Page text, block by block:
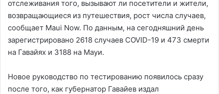
отслеживания того, вызывают ли посетители и жители,
возвращающиеся из путешествия, рост числа случаев,
сообщает Maui Now. По данным, на сегодняшний день
зарегистрировано 2618 случаев COVID-19 и 473 смерти
на Гавайях и 3188 на Мауи.
Новое руководство по тестированию появилось сразу
после того, как губернатор Гавайев издал